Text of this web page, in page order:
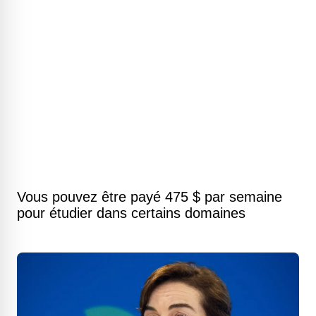
Vous pouvez être payé 475 $ par semaine
pour étudier dans certains domaines